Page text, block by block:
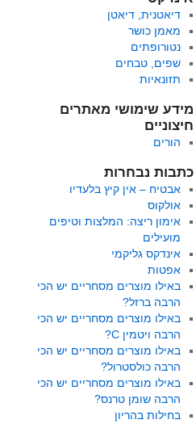
דיאטנית, דיאטן
מאמן כושר
נטורופתים
שפים, טבחים
תזונאיות
מידע שימושי מאתרים
חיצוניים
הורים
כתבות נבחרות
אבטיח – אין קיץ בלעדיו
אולקוס
אימון ריצה: המלצות וטיפים
מועילים
אינדקס גליקמי
אפטות
באילו מוצרים מסחריים יש הכי
הרבה ברזל?
באילו מוצרים מסחריים יש הכי
הרבה ויטמין C?
באילו מוצרים מסחריים יש הכי
הרבה כולסטרול?
באילו מוצרים מסחריים יש הכי
הרבה שומן טרנס?
בחילות בהריון